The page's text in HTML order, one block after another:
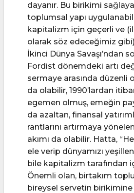
dayanır. Bu birikimi
toplumsal yapı
kapitalizm için geçerli ve
olarak söz edeceğimiz gibi)
İkinci Dünya Savaşı’ndan
Fordist dönemdeki artı
sermaye arasında düzenli
da olabilir, 1990’lardan
egemen olmuş, emeğin
da azaltan, finansal
rantlarını artırmaya
akımı da olabilir. Hatta,
ele verip dünyamızı
bile kapitalizm tarafından
Önemli olan, birtakım
bireysel servetin birikimine